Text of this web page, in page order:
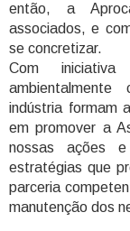
então, a
associados, e
se concretizar.
Com
indústria formam
em promover a
nossas ações
estratégias que
parceria
manutenção dos